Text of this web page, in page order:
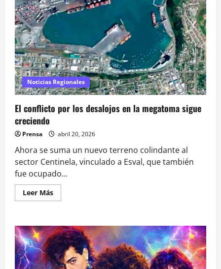
alcances
del
Plan
Reconstrucción
Nacional
Noticias Regionales
El conflicto por los desalojos en la megatoma sigue
creciendo
Prensa abril 20, 2026
Ahora se suma un nuevo terreno colindante al
sector Centinela, vinculado a Esval, que también
fue ocupado...
Leer MásLeer
más
conflicto
por
los
desalojos
en
la